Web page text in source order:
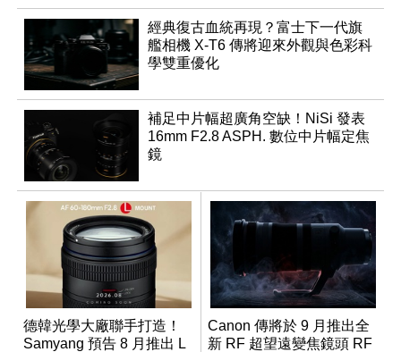
經典復古血統再現？富士下一代旗
艦相機 X-T6 傳將迎來外觀與色彩科
學雙重優化
補足中片幅超廣角空缺！NiSi 發表
16mm F2.8 ASPH. 數位中片幅定焦
鏡
德韓光學大廠聯手打造！
Samyang 預告 8 月推出 L
Canon 傳將於 9 月推出全
新 RF 超望遠變焦鏡頭 RF